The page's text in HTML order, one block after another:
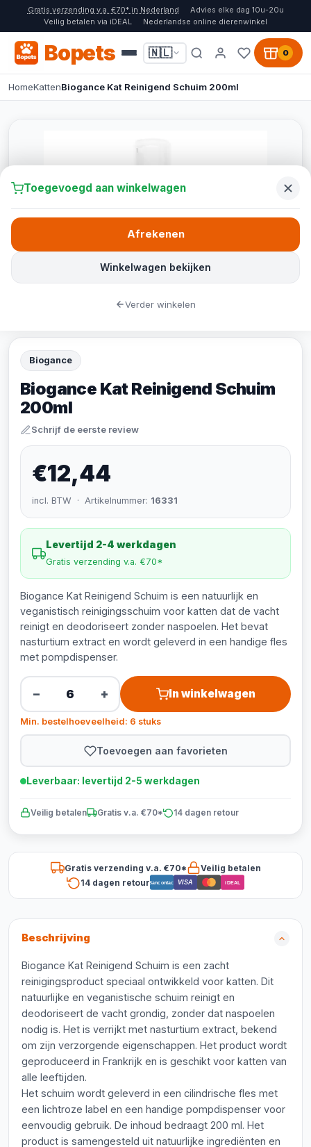
Gratis verzending v.a. €70* in Nederland
Advies elke dag 10u-20u
Veilig betalen via iDEAL
Nederlandse online dierenwinkel
Bopets 🇳🇱 0
HomeKattenBiogance Kat Reinigend Schuim 200ml
Biogance
Biogance Kat Reinigend Schuim
200ml
Schrijf de eerste review
€12,44
incl. BTW · Artikelnummer: 16331
Levertijd 2-4 werkdagen
Gratis verzending v.a. €70*
Biogance Kat Reinigend Schuim is een natuurlijk en
veganistisch reinigingsschuim voor katten dat de vacht
reinigt en deodoriseert zonder naspoelen. Het bevat
nasturtium extract en wordt geleverd in een handige fles
met pompdispenser.
− + In winkelwagen
Min. bestelhoeveelheid: 6 stuks
Toevoegen aan favorieten
Leverbaar: levertijd 2-5 werkdagen
Veilig betalen Gratis v.a. €70* 14 dagen retour
Gratis verzending v.a. €70*
Veilig betalen
14 dagen retourBancontact VISA iDEAL
Beschrijving
Biogance Kat Reinigend Schuim is een zacht
reinigingsproduct speciaal ontwikkeld voor katten. Dit
natuurlijke en veganistische schuim reinigt en
deodoriseert de vacht grondig, zonder dat naspoelen
nodig is. Het is verrijkt met nasturtium extract, bekend
om zijn verzorgende eigenschappen. Het product wordt
geproduceerd in Frankrijk en is geschikt voor katten van
alle leeftijden.
Het schuim wordt geleverd in een cilindrische fles met
een lichtroze label en een handige pompdispenser voor
eenvoudig gebruik. De inhoud bedraagt 200 ml. Het
product is samengesteld uit natuurlijke ingrediënten en
Toegevoegd aan winkelwagen
Winkelwagen bekijken
Afrekenen
Verder winkelen